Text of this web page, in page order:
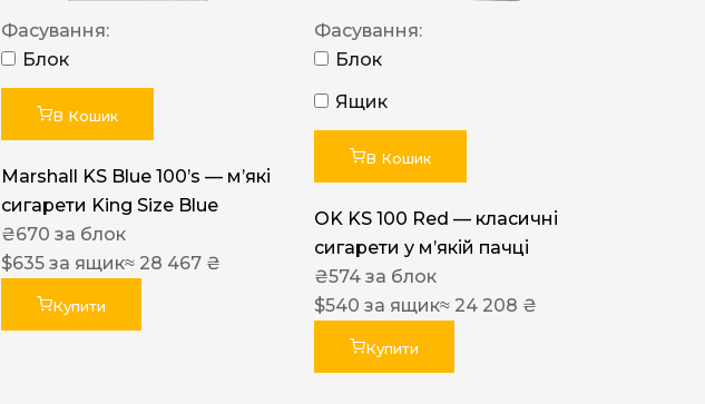
Фасування:
Блок
В Кошик
Marshall KS Blue 100’s — м’які
сигарети King Size Blue
₴670 за блок
$635 за ящик≈ 28 467 ₴
Купити
Фасування:
Блок
Ящик
В Кошик
OK KS 100 Red — класичні
сигарети у м’якій пачці
₴574 за блок
$540 за ящик≈ 24 208 ₴
Купити